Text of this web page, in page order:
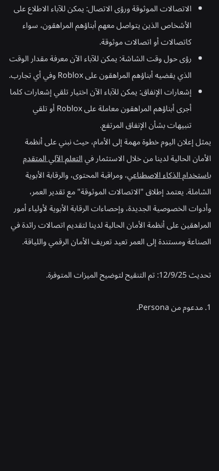
الاتصالات الموثوقة ورؤى الاتصال:يمكن للآباء الاطلاع على
الأشخاص الذين يتواصل معهم أبناؤهم المراهقون، سواء
كاتصالات أو اتصالات موثوقة.
رؤى حول وقت الشاشة:يمكن للآباء الآن معرفة مقدار الوقت
الذي يقضيه أبناؤهم المراهقون على Roblox وفي أي تجارب.
إشعارات الإنفاق:يمكن للآباء الآن اختيار تلقي إشعارات كلما
أجرى أبناؤهم المراهقون معاملة على Roblox أو تلقي
تنبيهات بشأن الإنفاق المرتفع.
يمثل إعلان اليوم خطوة مهمة إلى الأمام، حيث نبني على أنظمة
الأمان الحالية لدينا من خلال الاستثمار فيالتعلم الآلي المتقدم
باستخدام الذكاء الاصطناعي، ومراقبة المحتوى، والرقابة الأبوية
الشاملة. يعتمد إطلاق "الاتصالات الموثوقة" مع تقدير العمر،
وأدوات الخصوصية الجديدة، وإحصاءات الرقابة الأبوية لأولياء أمور
المراهقين على أنظمة الأمان الحالية لدينا لتقديم اتصالات رائدة في
الصناعة ومستندة إلى العمر تعيد تعريف الأمان الرقمي واللياقة.
تحديث 12/9/25: تم التنقيح لتوضيح الميزات المتوفرة.
1. مدعوم من Persona.